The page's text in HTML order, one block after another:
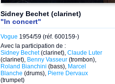
Sidney Bechet (clarinet)
"In concert"
Vogue 1954/59 (réf. 600159-)
Avec la participation de :
Sidney Bechet(clarinet), Claude Luter
(clarinet), Benny Vasseur (trombon),
Roland Bianchini (bass), Marcel
Blanche (drums), Pierre Dervaux
(trumpet)